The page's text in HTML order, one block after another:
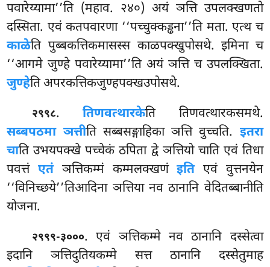
पवारेय्यामा’’ति (महाव. २४०) अयं ञत्ति उपलक्खणतो
दस्सिता. एवं कतपवारणा ‘‘पच्चुक्कड्ढना’’ति मता. एत्थ च
काळेति पुब्बकत्तिकमासस्स काळपक्खुपोसथे. इमिना च
‘‘आगमे जुण्हे पवारेय्यामा’’ति अयं ञत्ति च उपलक्खिता.
जुण्हेति अपरकत्तिकजुण्हपक्खउपोसथे.
२९९८.तिणवत्थारकेति तिणवत्थारकसमथे.
सब्बपठमा ञत्तीति सब्बसङ्गाहिका ञत्ति वुच्चति. इतरा
चाति उभयपक्खे पच्चेकं ठपिता द्वे ञत्तियो चाति एवं तिधा
पवत्तं एतंञत्तिकम्मं कम्मलक्खणंइतिएवं वुत्तनयेन
‘‘विनिच्छये’’तिआदिना ञत्तिया नव ठानानि वेदितब्बानीति
योजना.
२९९९-३०००. एवं ञत्तिकम्मे नव ठानानि दस्सेत्वा
इदानि ञत्तिदुतियकम्मे सत्त ठानानि दस्सेतुमाह